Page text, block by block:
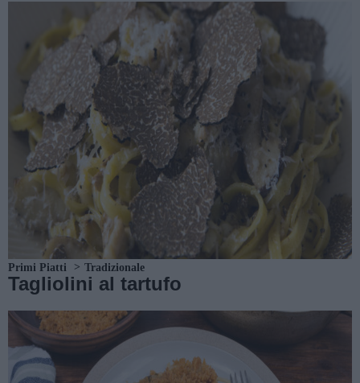
Primi Piatti Tradizionale
Tagliolini al tartufo